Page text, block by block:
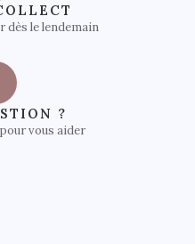
dès le lendemain
?
vous aider